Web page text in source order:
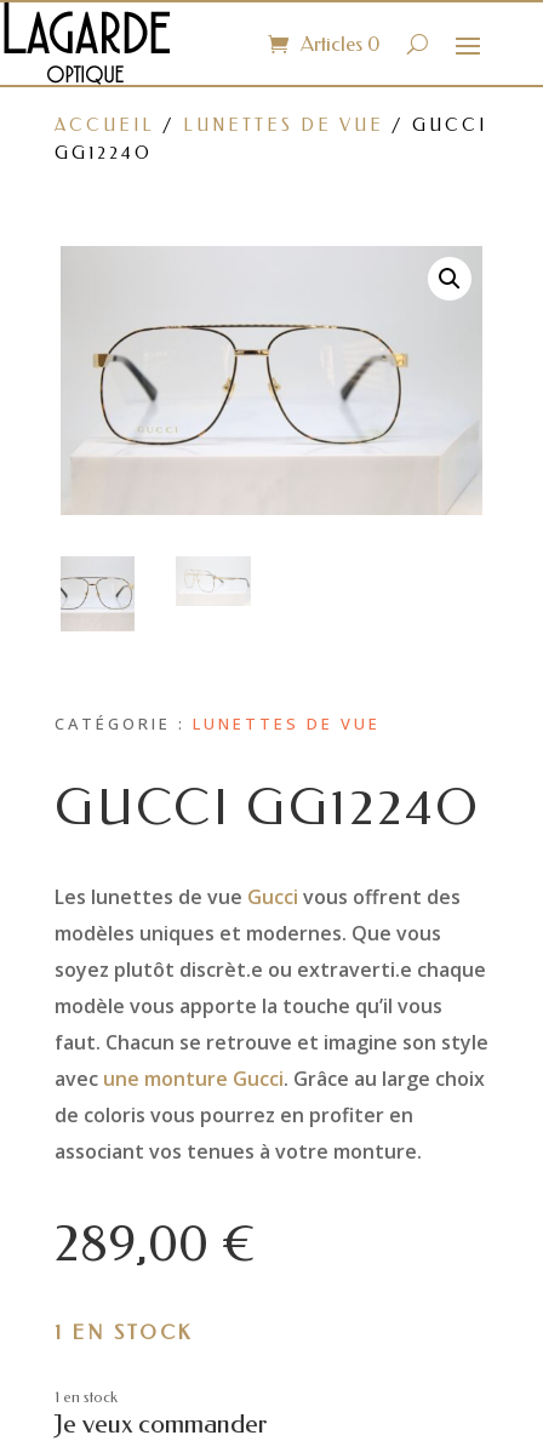
Articles 0
ACCUEIL / LUNETTES DE VUE
/ GUCCI
GG1224O
CATÉGORIE : LUNETTES DE VUE
GUCCI GG1224O
Les lunettes de vue Gucci vous offrent des
modèles uniques et modernes. Que vous
soyez plutôt discrèt.e ou extraverti.e chaque
modèle vous apporte la touche qu’il vous
faut. Chacun se retrouve et imagine son style
avec une monture Gucci. Grâce au large choix
de coloris vous pourrez en profiter en
associant vos tenues à votre monture.
289,00 €
1 EN STOCK
1 en stock
Je veux commander